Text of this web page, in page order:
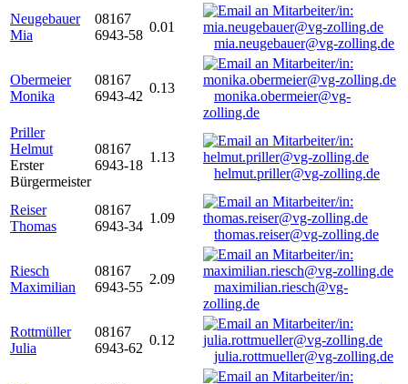
Neugebauer
Mia
08167
6943-58
0.01
mia.neugebauer@vg-zolling.de
Obermeier
Monika
08167
6943-42
0.13
monika.obermeier@vg-
zolling.de
Priller
Helmut
Erster
Bürgermeister
08167
6943-18
1.13
helmut.priller@vg-zolling.de
Reiser
Thomas
08167
6943-34
1.09
thomas.reiser@vg-zolling.de
Riesch
Maximilian
08167
6943-55
2.09
maximilian.riesch@vg-
zolling.de
Rottmüller
Julia
08167
6943-62
0.12
julia.rottmueller@vg-zolling.de